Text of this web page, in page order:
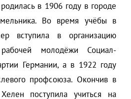
в 1906 году в городе
Во время учёбы в
вступила в организацию
рабочей молодёжи Социал-
Германии, а в 1922 году
профсоюза. Окончив в
поступила учиться на